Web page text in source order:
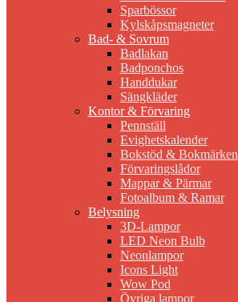
Sparbössor
Kylskåpsmagneter
Bad- & Sovrum
Badlakan
Badponchos
Handdukar
Sängkläder
Kontor & Förvaring
Pennställ
Evighetskalender
Bokstöd & Bokmärken
Förvaringslådor
Mappar & Pärmar
Fotoalbum & Ramar
Belysning
3D-Lampor
LED Neon Bulb
Neonlampor
Icons Light
Wow Pod
Övriga lampor